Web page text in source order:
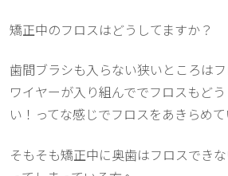
矯正中のフロスはどうしてますか？
歯間ブラシも入らない狭いところはフ
ワイヤーが入り組んででフロスもど
い！ってな感じでフロスをあきらめ
そもそも矯正中に奥歯はフロスでき